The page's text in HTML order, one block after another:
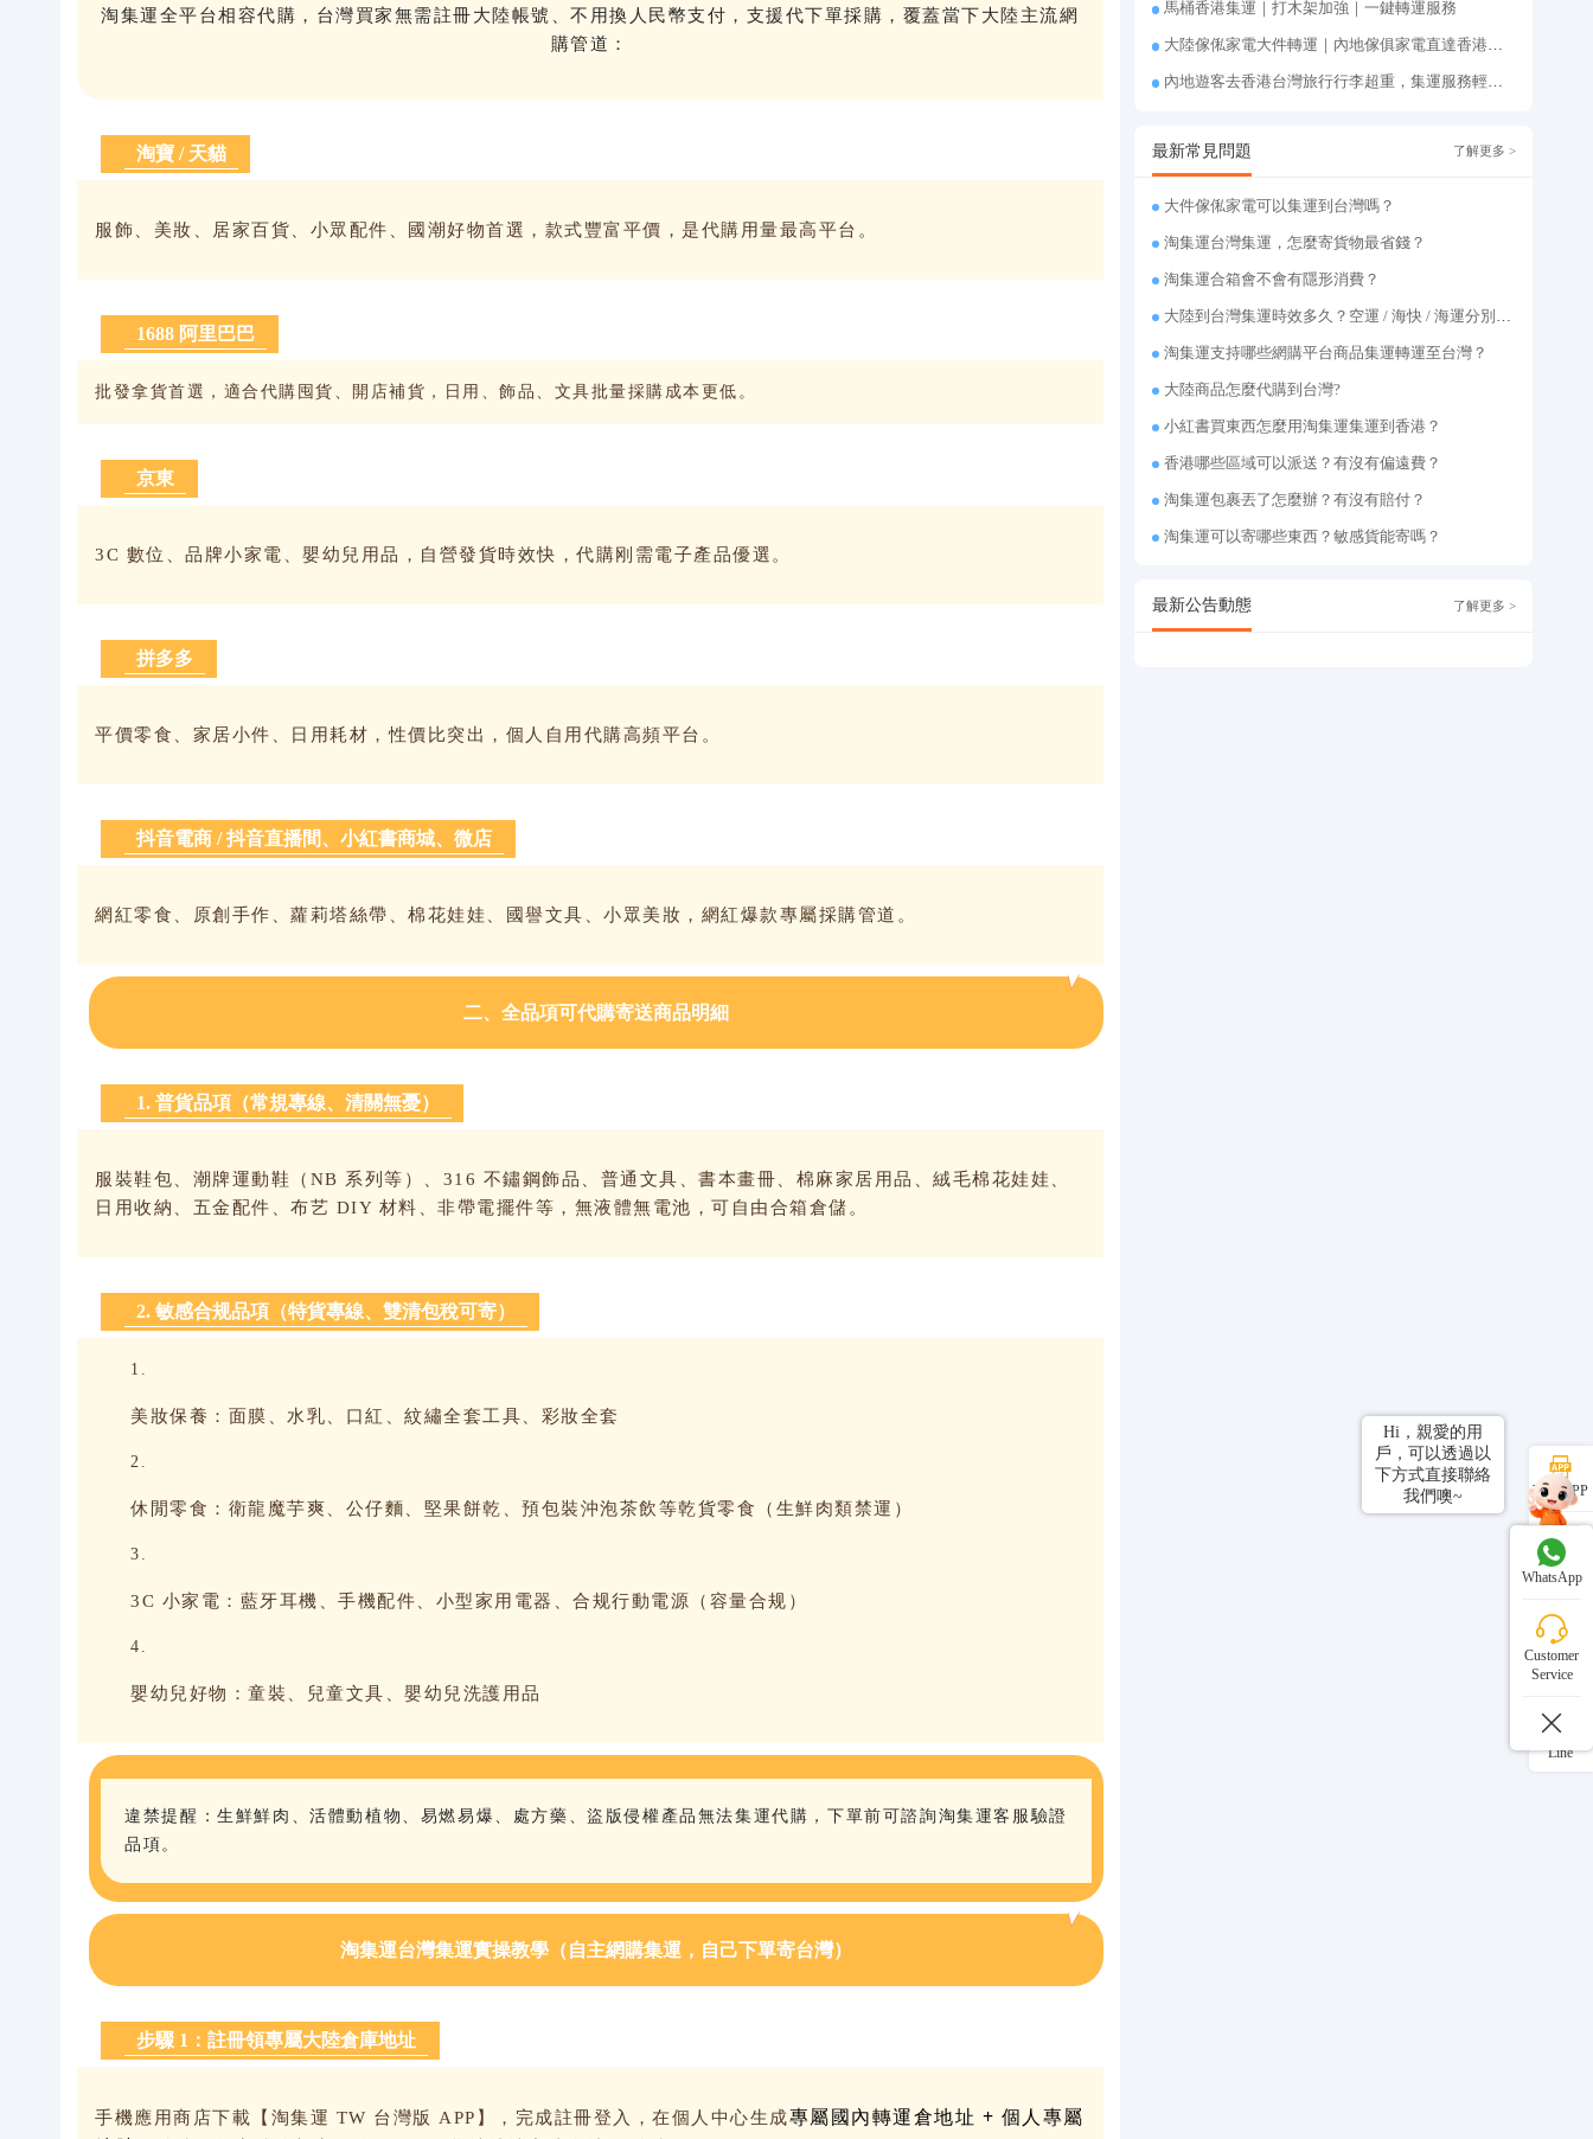
淘集運全平台相容代購，台灣買家無需註冊大陸帳號、不用換人民幣支付，支援代下單採購，覆蓋當下大陸主流網
購管道：
淘寶 / 天貓
服飾、美妝、居家百貨、小眾配件、國潮好物首選，款式豐富平價，是代購用量最高平台。
1688 阿里巴巴
批發拿貨首選，適合代購囤貨、開店補貨，日用、飾品、文具批量採購成本更低。
京東
3C 數位、品牌小家電、嬰幼兒用品，自營發貨時效快，代購刚需電子產品優選。
拼多多
平價零食、家居小件、日用耗材，性價比突出，個人自用代購高頻平台。
抖音電商 / 抖音直播間、小紅書商城、微店
網紅零食、原創手作、蘿莉塔絲帶、棉花娃娃、國譽文具、小眾美妝，網紅爆款專屬採購管道。
二、全品項可代購寄送商品明細
1. 普貨品項（常規專線、清關無憂）
服裝鞋包、潮牌運動鞋（NB 系列等）、316 不鏽鋼飾品、普通文具、書本畫冊、棉麻家居用品、絨毛棉花娃娃、
日用收納、五金配件、布艺 DIY 材料、非帶電擺件等，無液體無電池，可自由合箱倉儲。
2. 敏感合规品項（特貨專線、雙清包稅可寄）
美妝保養：面膜、水乳、口紅、紋繡全套工具、彩妝全套
休閒零食：衛龍魔芋爽、公仔麵、堅果餅乾、預包裝沖泡茶飲等乾貨零食（生鮮肉類禁運）
3C 小家電：藍牙耳機、手機配件、小型家用電器、合规行動電源（容量合规）
嬰幼兒好物：童裝、兒童文具、嬰幼兒洗護用品
違禁提醒：生鮮鮮肉、活體動植物、易燃易爆、處方藥、盜版侵權產品無法集運代購，下單前可諮詢淘集運客服驗證
品項。
淘集運台灣集運實操教學（自主網購集運，自己下單寄台灣）
步驟 1：註冊領專屬大陸倉庫地址
手機應用商店下載【淘集運 TW 台灣版 APP】，完成註冊登入，在個人中心生成專屬國內轉運倉地址 + 個人專屬
馬桶香港集運｜打木架加強｜一鍵轉運服務
大陸傢俬家電大件轉運｜內地傢俱家電直達香港台灣送貨上府
內地遊客去香港台灣旅行行李超重，集運服務輕鬆解決搬運難題
最新常見問題 了解更多 >
大件傢俬家電可以集運到台灣嗎？
淘集運台灣集運，怎麼寄貨物最省錢？
淘集運合箱會不會有隱形消費？
大陸到台灣集運時效多久？空運 / 海快 / 海運分別幾天
淘集運支持哪些網購平台商品集運轉運至台灣？
大陸商品怎麼代購到台灣?
小紅書買東西怎麼用淘集運集運到香港？
香港哪些區域可以派送？有沒有偏遠費？
淘集運包裹丟了怎麼辦？有沒有賠付？
淘集運可以寄哪些東西？敏感貨能寄嗎？
最新公告動態 了解更多 >
下載APP
線上客服
微信
Line
Hi，親愛的用
戶，可以透過以
下方式直接聯絡
我們噢~
WhatsApp
Customer
Service